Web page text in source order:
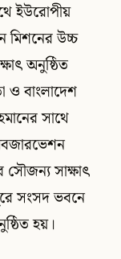
ইউরোপীয়
উচ্চ
অনুষ্ঠিত
ও বাংলাদেশ
সাথে
সৌজন্য সাক্ষাৎ
সংসদ ভবনে
হয়।